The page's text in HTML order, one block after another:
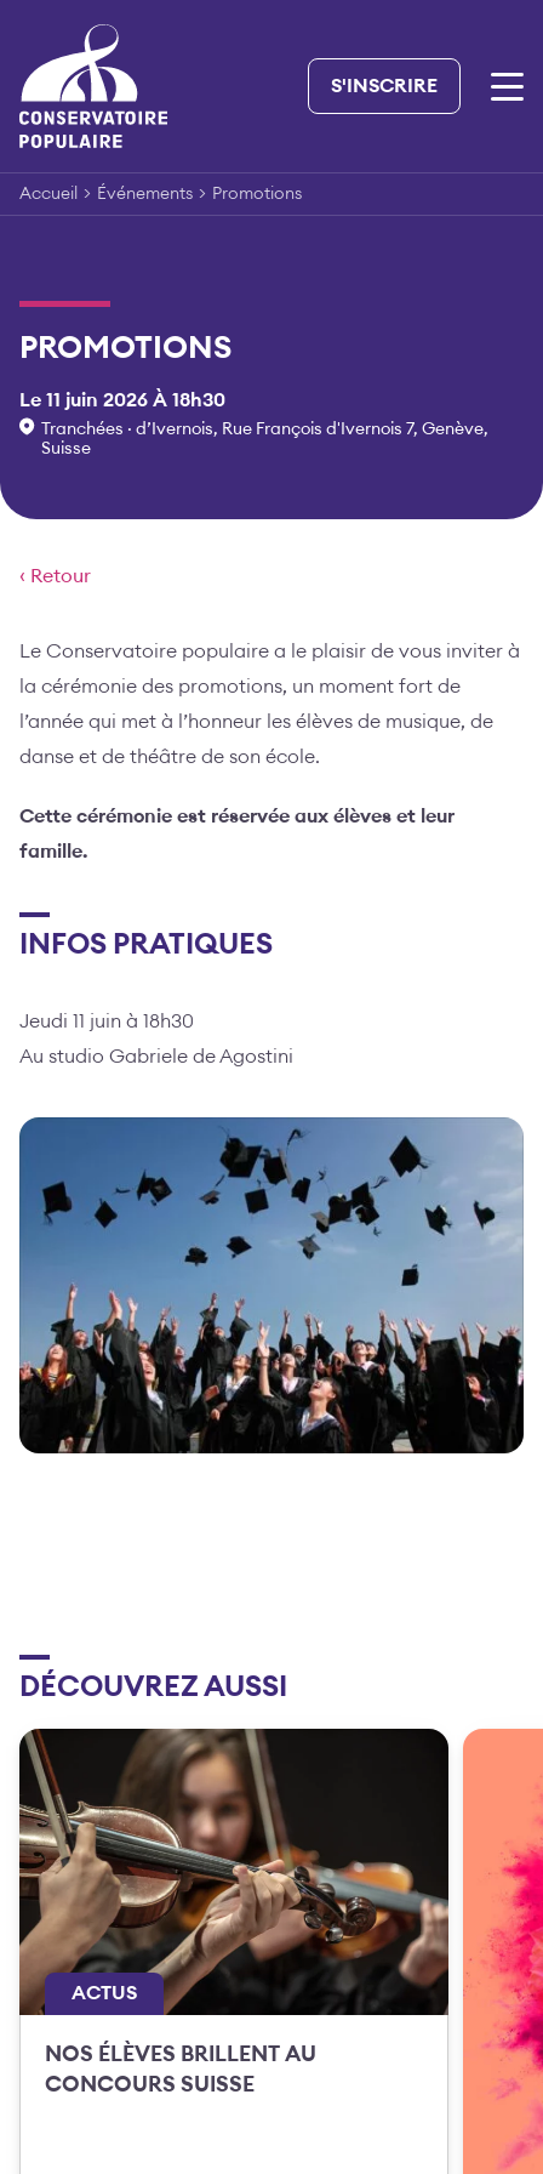
content
S'INSCRIRE
Accueil > Événements > Promotions
PROMOTIONS
Le 11 juin 2026 À 18h30
Tranchées · d’Ivernois, Rue François d'Ivernois 7, Genève,
Suisse
‹ Retour
Le Conservatoire populaire a le plaisir de vous inviter à
la cérémonie des promotions, un moment fort de
l’année qui met à l’honneur les élèves de musique, de
danse et de théâtre de son école.
Cette cérémonie est réservée aux élèves et leur
famille.
INFOS PRATIQUES
Jeudi 11 juin à 18h30
Au studio Gabriele de Agostini
DÉCOUVREZ AUSSI
ACTUS
NOS ÉLÈVES BRILLENT AU
CONCOURS SUISSE